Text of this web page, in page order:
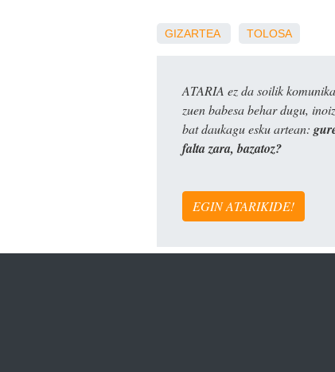
GIZARTEA TOLOSA
ATARIA ez da soilik
zuen babesa behar dugu,
bat daukagu esku artean:
falta zara, bazatoz?
EGIN ATARIKIDE!